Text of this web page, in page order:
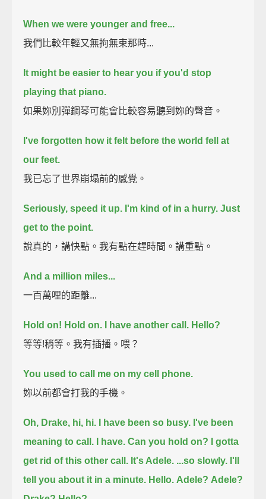
When we were younger and free...
我們比較年輕又無拘無束那時...
It might be easier to hear you if you'd stop
playing that piano.
如果妳別彈鋼琴可能會比較容易聽到妳的聲音。
I've forgotten how it felt before the world fell at
our feet.
我已忘了世界崩塌前的感覺。
Seriously, speed it up. I'm kind of in a hurry. Just
get to the point.
說真的，講快點。我有點在趕時間。講重點。
And a million miles...
一百萬哩的距離...
Hold on! Hold on. I have another call. Hello?
等等!稍等。我有插播。喂？
You used to call me on my cell phone.
妳以前都會打我的手機。
Oh, Drake, hi, hi.
I have been so busy. I've been
meaning to call.
I have. Can you hold on?
I gotta
get rid of this other call. It's Adele. ...so slowly. I'll
tell you about it in a minute. Hello. Adele? Adele?